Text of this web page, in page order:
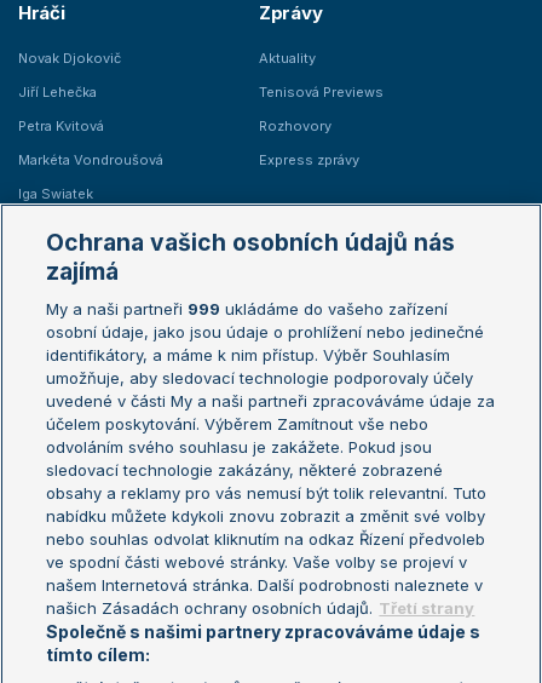
Hráči
Novak Djokovič
Jiří Lehečka
Petra Kvitová
Markéta Vondroušová
Iga Swiatek
Zprávy
Aktuality
Tenisová Previews
Rozhovory
Express zprávy
Žebříčky
Žebříček ATP (muži)
Žebříček WTA (ženy)
Sázkařský žebříček
Australian Open
French Open
Wimbledon
US Open
Turnaj mistrů
Turnaj mistryň
Aktualní trendy
Fotbalové přestupy
Livesport Daily
LS Prague Open
Ochrana vašich osobních údajů nás
zajímá
My a naši partneři 999 ukládáme do vašeho zařízení
osobní údaje, jako jsou údaje o prohlížení nebo jedinečné
identifikátory, a máme k nim přístup. Výběr Souhlasím
umožňuje, aby sledovací technologie podporovaly účely
uvedené v části My a naši partneři zpracováváme údaje za
účelem poskytování. Výběrem Zamítnout vše nebo
odvoláním svého souhlasu je zakážete. Pokud jsou
sledovací technologie zakázány, některé zobrazené
obsahy a reklamy pro vás nemusí být tolik relevantní. Tuto
nabídku můžete kdykoli znovu zobrazit a změnit své volby
nebo souhlas odvolat kliknutím na odkaz Řízení předvoleb
ve spodní části webové stránky. Vaše volby se projeví v
našem Internetová stránka. Další podrobnosti naleznete v
našich Zásadách ochrany osobních údajů. Třetí strany
Společně s našimi partnery zpracováváme údaje s
tímto cílem: